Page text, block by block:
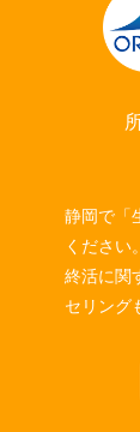
静岡で「
ください。
終活に関
セリング